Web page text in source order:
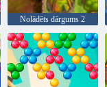
Nolādēts dārgums 2